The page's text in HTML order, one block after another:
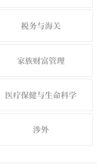
税务与海关
家族财富管理
医疗保健与生命科学
涉外